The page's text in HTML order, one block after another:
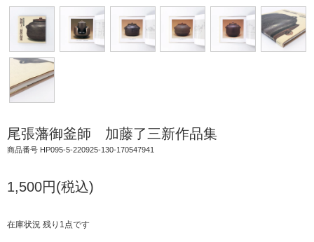
尾張藩御釜師 加藤了三新作品集
商品番号 HP095-5-220925-130-170547941
1,500円(税込)
在庫状況 残り1点です